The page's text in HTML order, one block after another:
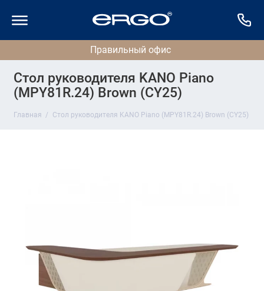
Стол руководителя KANO Piano
(MPY81R.24) Brown (CY25)
Главная Стол руководителя KANO Piano (MPY81R.24) Brown (CY25)